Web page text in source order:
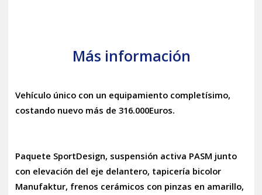
Más información
Vehículo único con un equipamiento completísimo,
costando nuevo más de 316.000Euros.
Paquete SportDesign, suspensión activa PASM junto
con elevación del eje delantero, tapicería bicolor
Manufaktur, frenos cerámicos con pinzas en amarillo,